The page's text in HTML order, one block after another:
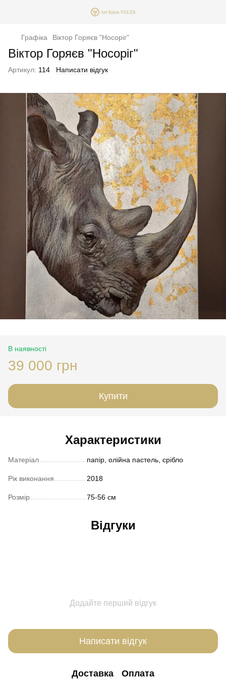
Графіка Віктор Горяєв "Носоріг"
Віктор Горяєв "Носоріг"
Артикул: 114 Написати відгук
В наявності
39 000 грн
Купити
Характеристики
Матеріал папір, олійна пастель, срібло
Рік виконання 2018
Розмір 75-56 см
Відгуки
Додайте перший відгук
Написати відгук
Доставка Оплата